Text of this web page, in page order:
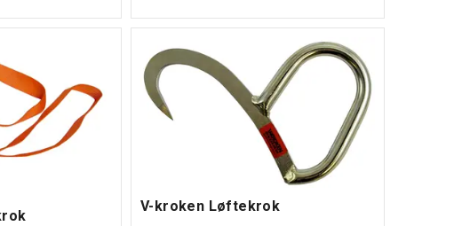
V-kroken Løftekrok